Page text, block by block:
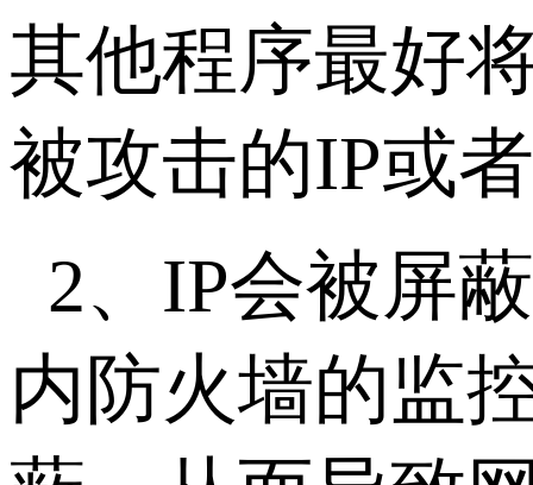
其他程序最好
被攻击的IP或
2、IP会被屏
内防火墙的监